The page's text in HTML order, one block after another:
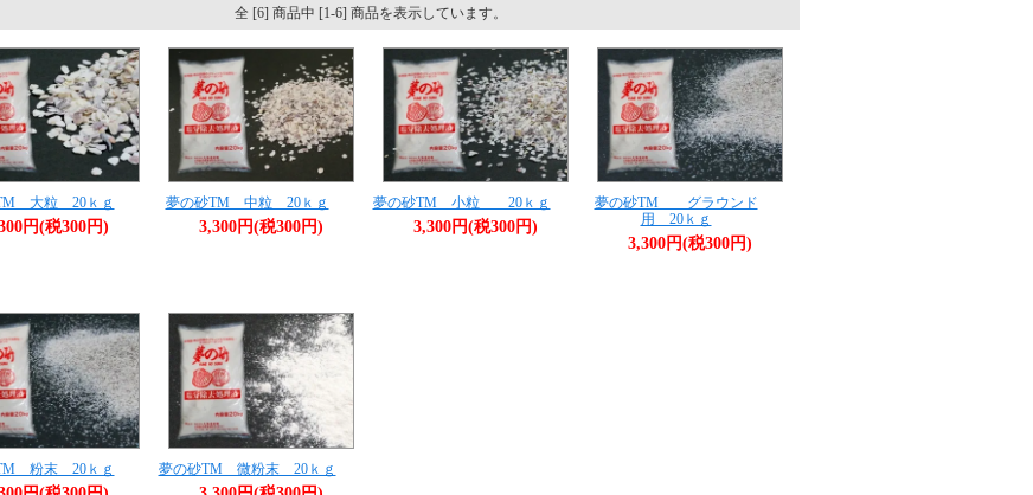
全 [6] 商品中 [1-6] 商品を表示しています。
大粒 20ｋｇ
円(税300円)
夢の砂TM 中粒 20ｋｇ
3,300円(税300円)
夢の砂TM 小粒 20ｋｇ
3,300円(税300円)
夢の砂TM グラウンド
用 20ｋｇ
3,300円(税300円)
粉末 20ｋｇ 夢の砂TM 微粉末 20ｋｇ